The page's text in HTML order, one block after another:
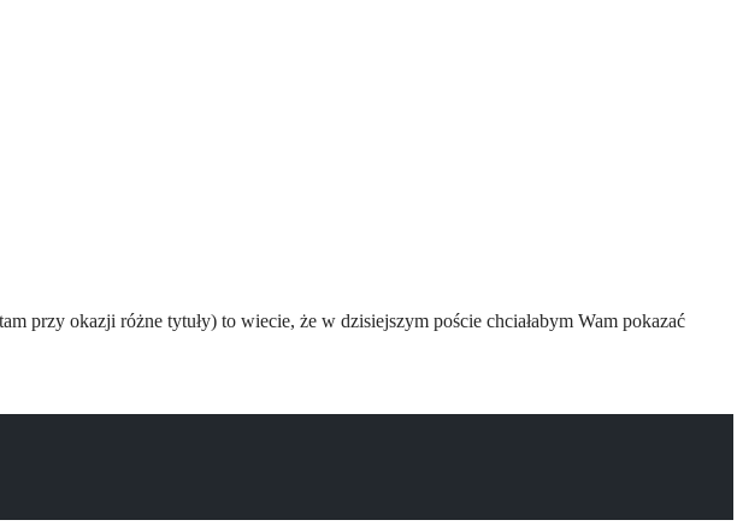
przy okazji różne tytuły) to wiecie, że w dzisiejszym poście chciałabym Wam pokazać